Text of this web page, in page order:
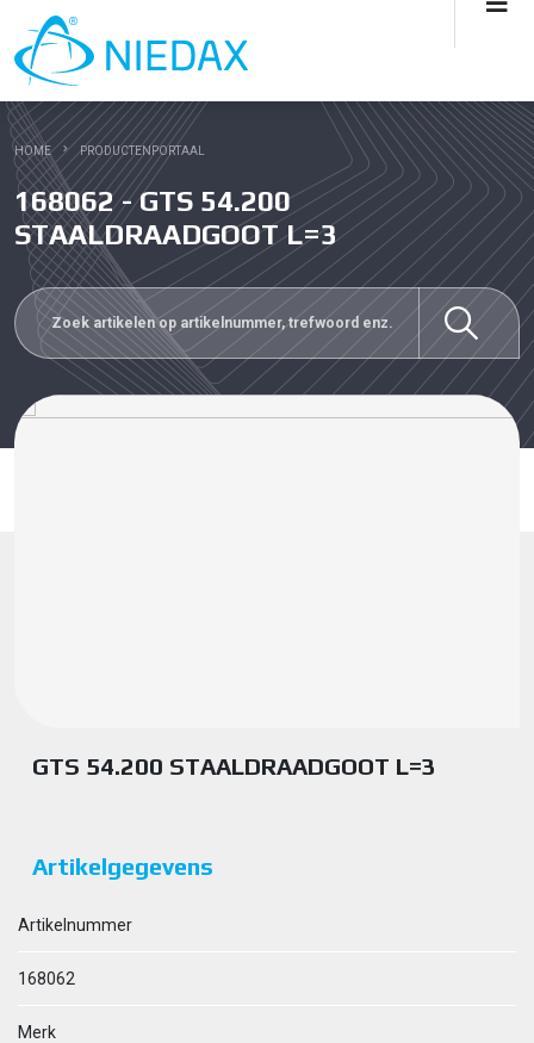
HOME PRODUCTENPORTAAL
168062 - GTS 54.200
STAALDRAADGOOT L=3
GTS 54.200 STAALDRAADGOOT L=3
Artikelgegevens
Artikelnummer
168062
Merk